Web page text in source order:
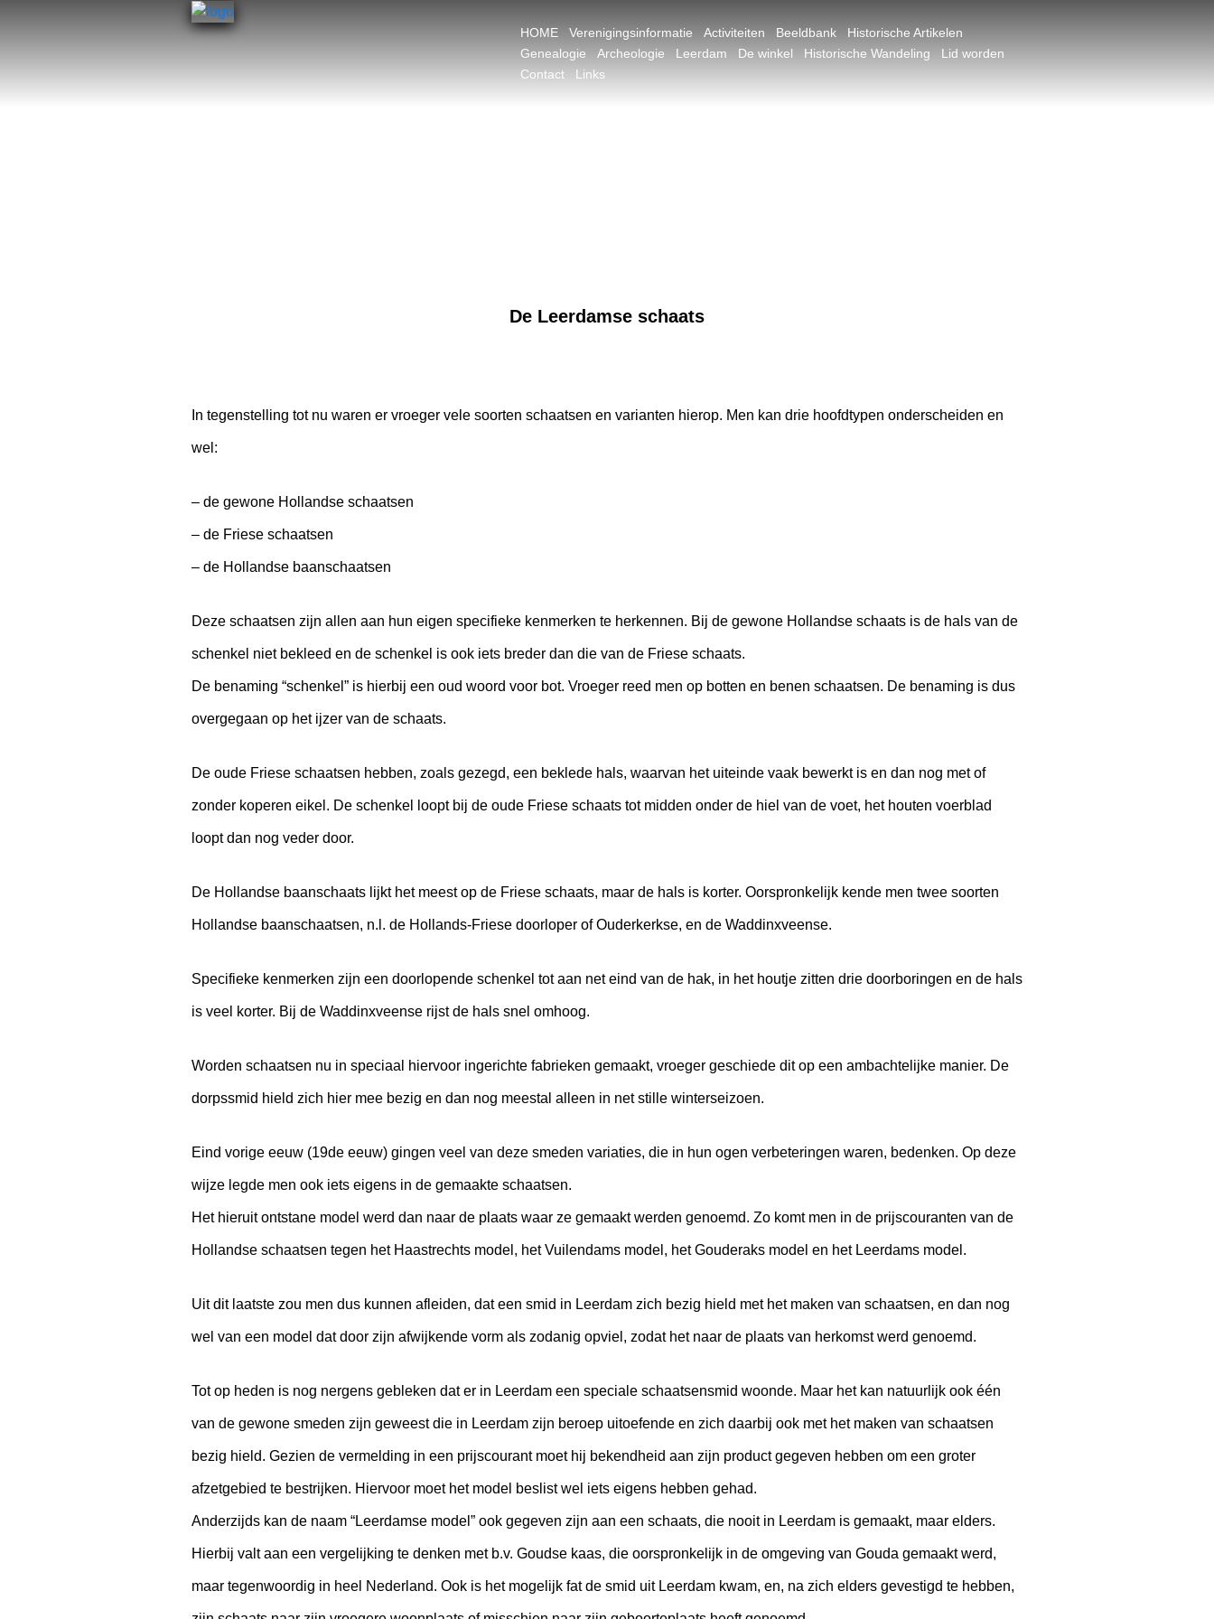
HOME Verenigingsinformatie Activiteiten Beeldbank
Historische Artikelen
Genealogie
Archeologie Leerdam De winkel Historische Wandeling
Lid worden
Contact
Links
De Leerdamse schaats
In tegenstelling tot nu waren er vroeger vele soorten schaatsen en varianten hierop. Men kan drie hoofdtypen onderscheiden en
wel:
– de gewone Hollandse schaatsen
– de Friese schaatsen
– de Hollandse baanschaatsen
Deze schaatsen zijn allen aan hun eigen specifieke kenmerken te herkennen. Bij de gewone Hollandse schaats is de hals van de
schenkel niet bekleed en de schenkel is ook iets breder dan die van de Friese schaats.
De benaming “schenkel” is hierbij een oud woord voor bot. Vroeger reed men op botten en benen schaatsen. De benaming is dus
overgegaan op het ijzer van de schaats.
De oude Friese schaatsen hebben, zoals gezegd, een beklede hals, waarvan het uiteinde vaak bewerkt is en dan nog met of
zonder koperen eikel. De schenkel loopt bij de oude Friese schaats tot midden onder de hiel van de voet, het houten voerblad
loopt dan nog veder door.
De Hollandse baanschaats lijkt het meest op de Friese schaats, maar de hals is korter. Oorspronkelijk kende men twee soorten
Hollandse baanschaatsen, n.l. de Hollands-Friese doorloper of Ouderkerkse, en de Waddinxveense.
Specifieke kenmerken zijn een doorlopende schenkel tot aan net eind van de hak, in het houtje zitten drie doorboringen en de hals
is veel korter. Bij de Waddinxveense rijst de hals snel omhoog.
Worden schaatsen nu in speciaal hiervoor ingerichte fabrieken gemaakt, vroeger geschiede dit op een ambachtelijke manier. De
dorpssmid hield zich hier mee bezig en dan nog meestal alleen in net stille winterseizoen.
Eind vorige eeuw (19de eeuw) gingen veel van deze smeden variaties, die in hun ogen verbeteringen waren, bedenken. Op deze
wijze legde men ook iets eigens in de gemaakte schaatsen.
Het hieruit ontstane model werd dan naar de plaats waar ze gemaakt werden genoemd. Zo komt men in de prijscouranten van de
Hollandse schaatsen tegen het Haastrechts model, het Vuilendams model, het Gouderaks model en het Leerdams model.
Uit dit laatste zou men dus kunnen afleiden, dat een smid in Leerdam zich bezig hield met het maken van schaatsen, en dan nog
wel van een model dat door zijn afwijkende vorm als zodanig opviel, zodat het naar de plaats van herkomst werd genoemd.
Tot op heden is nog nergens gebleken dat er in Leerdam een speciale schaatsensmid woonde. Maar het kan natuurlijk ook één
van de gewone smeden zijn geweest die in Leerdam zijn beroep uitoefende en zich daarbij ook met het maken van schaatsen
bezig hield. Gezien de vermelding in een prijscourant moet hij bekendheid aan zijn product gegeven hebben om een groter
afzetgebied te bestrijken. Hiervoor moet het model beslist wel iets eigens hebben gehad.
Anderzijds kan de naam “Leerdamse model” ook gegeven zijn aan een schaats, die nooit in Leerdam is gemaakt, maar elders.
Hierbij valt aan een vergelijking te denken met b.v. Goudse kaas, die oorspronkelijk in de omgeving van Gouda gemaakt werd,
maar tegenwoordig in heel Nederland. Ook is het mogelijk fat de smid uit Leerdam kwam, en, na zich elders gevestigd te hebben,